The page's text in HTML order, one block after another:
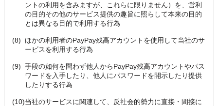
ントの利用を含みますが、これらに限りません）を、営利
の目的その他のサービス提供の趣旨に照らして本来の目的
とは異なる目的で利用する行為
(8) ほかの利用者のPayPay残高アカウントを使用して当社のサ
ービスを利用する行為
(9) 手段の如何を問わず他人からPayPay残高アカウントやパス
ワードを入手したり、他人にパスワードを開示したり提供
したりする行為
(10)当社のサービスに関連して、反社会的勢力に直接・間接に